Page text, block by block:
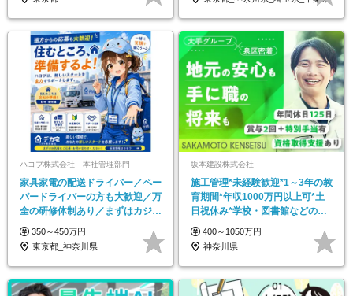
ハコブ株式会社 本社管理部門
家具家電の配送ドライバー／ペー
パードライバーの方も大歓迎／万
全の研修体制あり／まずはカジュ
アル面談もOK
350～450万円
東京都_神奈川県
坂本建設株式会社
施工管理*未経験歓迎*1～3年の教
育期間*年収1000万円以上可*土
日祝休み*学校・図書館などの公
共工事中心
400～1050万円
神奈川県